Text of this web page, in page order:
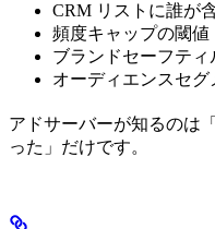
CRM リストに誰が
頻度キャップの閾値
ブランドセーフティ
オーディエンスセ
アドサーバーが知るのは
った」だけです。